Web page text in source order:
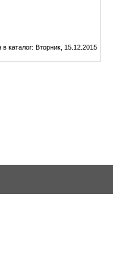
в каталог: Вторник, 15.12.2015